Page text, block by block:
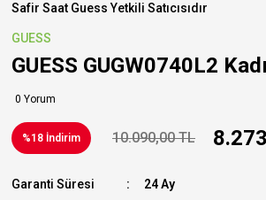
Safir Saat Guess Yetkili Satıcısıdır
GUESS
GUESS GUGW0740L2
0 Yorum
%18 İndirim 10.090,00 TL
Garanti Süresi 24 Ay